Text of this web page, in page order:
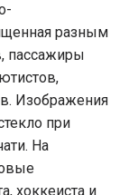
разным
пассажиры
Изображения
при
На
хоккеиста и